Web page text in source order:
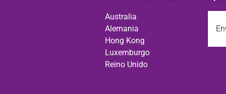
Australia
Alemania
Hong Kong
Luxemburgo
Reino Unido
un